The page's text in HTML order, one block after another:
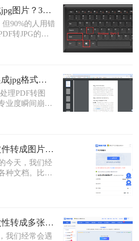
不清、手动
电脑如何把pdf转成jpg图片？3种高效方法，精准转换不踩坑！
但90%的人用错
转JPG的效
档转图片模
全隐忧频发。
法不当浪费时
电脑怎样把pdf转换成jpg格式的图片？三大高效方法，精准保真一看就会！
理PDF转图
业度瞬间崩
办公软件测
天都在与各种
者而言，将一
、产品手册或
换为JPG图
网站或进行二
手机怎么把 PDF 文件转成图片？4种高效方法实测推荐
今天，我们经
种文档。比如
者学习资料是
送JPG图
多页 PDF 如何一次性转成多张图片？高效方法全解析！
我们经常会遇